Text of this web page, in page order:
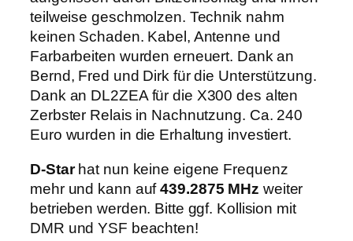
teilweise geschmolzen. Technik nahm
keinen Schaden. Kabel, Antenne und
Farbarbeiten wurden erneuert. Dank an
Bernd, Fred und Dirk für die Unterstützung.
Dank an DL2ZEA für die X300 des alten
Zerbster Relais in Nachnutzung. Ca. 240
Euro wurden in die Erhaltung investiert.
D-Starhat nun keine eigene Frequenz
mehr und kann auf439.2875 MHz weiter
betrieben werden. Bitte ggf. Kollision mit
DMR und YSF beachten!